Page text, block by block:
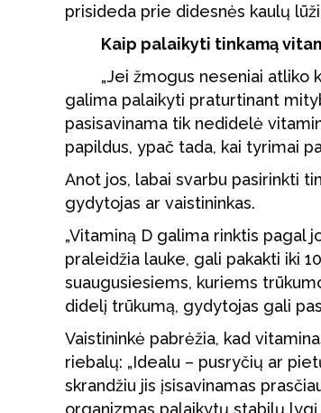
prisideda prie didesnės kaulų
Kaip palaikyti tinkamą
„Jei žmogus neseniai atliko
galima palaikyti praturtinant
pasisavinama tik nedidelė
papildus, ypač tada, kai tyrimai
Anot jos, labai svarbu pasirinkti
gydytojas ar vaistininkas.
„Vitaminą D galima rinktis pagal
praleidžia lauke, gali pakakti iki
suaugusiesiems, kuriems
didelį trūkumą, gydytojas gali
Vaistininkė pabrėžia, kad
riebalų: „Idealu – pusryčių ar
skrandžiu jis įsisavinamas
organizmas palaikytų stabilų lygį